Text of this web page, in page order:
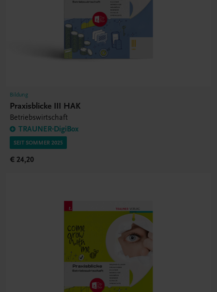
Bildung
Praxisblicke III HAK
Betriebswirtschaft
TRAUNER-DigiBox
SEIT SOMMER 2025
€ 24,20